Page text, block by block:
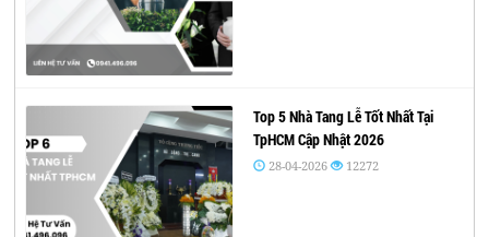
Top 5 Nhà Tang Lễ Tốt Nhất Tại
TpHCM Cập Nhật 2026
28-04-2026 12272